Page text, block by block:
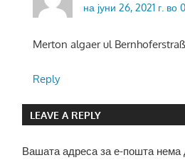
на јуни 26, 2021 г. во
Merton algaer ul
Reply
LEAVE A REPLY
Вашата адреса за е-пошта нема